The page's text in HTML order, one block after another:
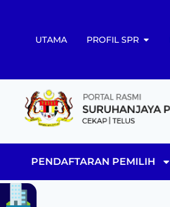
UTAMA PROFIL SPR
PENDAFTARAN PEMILIH